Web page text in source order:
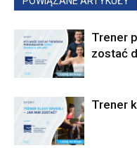
Trener
zostać
Trener